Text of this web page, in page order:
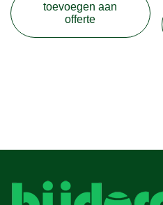
toevoegen aan
offerte